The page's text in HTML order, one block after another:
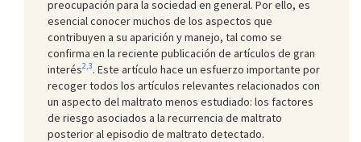
preocupación para la sociedad en general. Por ello, es
esencial conocer muchos de los aspectos que
contribuyen a su aparición y manejo, tal como se
confirma en la reciente publicación de artículos de gran
interés2,3. Este artículo hace un esfuerzo importante por
recoger todos los artículos relevantes relacionados con
un aspecto del maltrato menos estudiado: los factores
de riesgo asociados a la recurrencia de maltrato
posterior al episodio de maltrato detectado.